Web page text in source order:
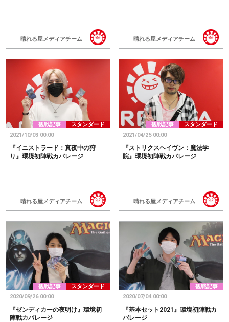
晴れる屋メディアチーム 晴れる屋メディアチーム
観戦記事 スタンダード
晴れる屋メディアチーム
『イニストラード：真夜中の狩
り』環境初陣戦カバレージ
2021/10/03 00:00
観戦記事 スタンダード
晴れる屋メディアチーム
『ストリクスヘイヴン：魔法学
院』環境初陣戦カバレージ
2021/04/25 00:00
観戦記事 スタンダード
『ゼンディカーの夜明け』環境初
陣戦カバレージ
2020/09/26 00:00
観戦記事
『基本セット2021』環境初陣戦カ
バレージ
2020/07/04 00:00